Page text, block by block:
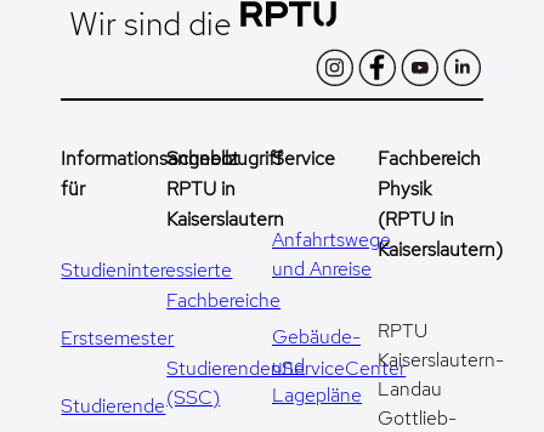
Wir sind die
Informationsangebot
für
Studieninteressierte
Erstsemester
Studierende
Schnellzugriff
RPTU in
Kaiserslautern
Fachbereiche
StudierendenServiceCenter
(SSC)
Service
Anfahrtswege
und Anreise
Gebäude-
und
Lagepläne
Fachbereich
Physik
(RPTU in
Kaiserslautern)
RPTU
Kaiserslautern-
Landau
Gottlieb-